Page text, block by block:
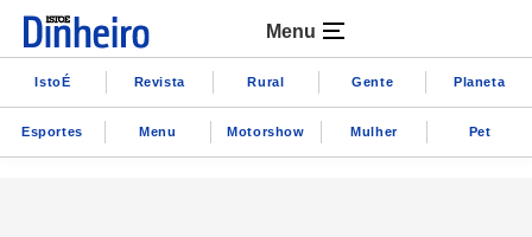
Menu
IstoÉ Revista Rural Gente Planeta
Esportes Menu Motorshow Mulher Pet